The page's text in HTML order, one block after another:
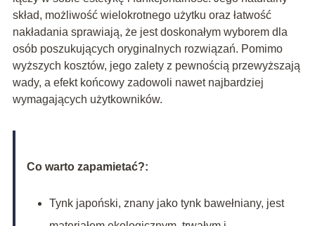
skład, możliwość wielokrotnego użytku oraz łatwość
nakładania sprawiają, że jest doskonałym wyborem dla
osób poszukujących oryginalnych rozwiązań. Pomimo
wyższych kosztów, jego zalety z pewnością przewyższają
wady, a efekt końcowy zadowoli nawet najbardziej
wymagających użytkowników.
Co warto zapamietać?:
Tynk japoński, znany jako tynk bawełniany, jest